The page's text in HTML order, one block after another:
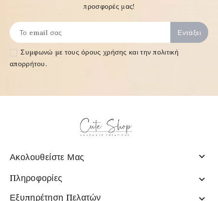
προσφορές μας!
Συμφωνώ με τουςόρους χρήσης και την πολιτική
απορρήτου.
Ακολουθείστε Μας 
Πληροφορίες 
Εξυπηρέτηση Πελατών